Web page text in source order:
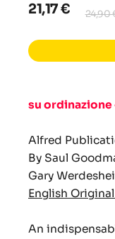
21,17 € 24,90
su ordinazione
Alfred
By Saul
Gary
English
An